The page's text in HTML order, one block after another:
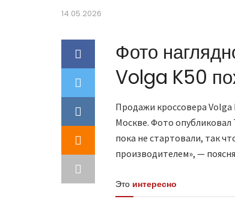
14.05.2026
Фото
Volga K50
Продажи кроссовера Volga
Москве. Фото
пока не стартовали, так
производителем», —
Это интересно